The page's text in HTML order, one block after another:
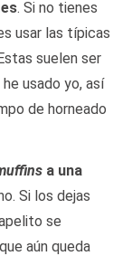
. Si no tienes
usar las típicas
suelen ser
usado yo, así
de horneado
a una
Si los dejas
se
aún queda